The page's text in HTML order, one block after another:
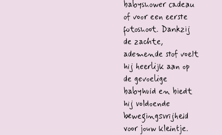
babyshower cadeau
of voor een eerste
fotoshoot. Dankzij
de zachte,
ademende stof voelt
hij heerlijk aan op
de gevoelige
babyhuid en biedt
hij voldoende
bewegingsvrijheid
voor jouw kleintje.